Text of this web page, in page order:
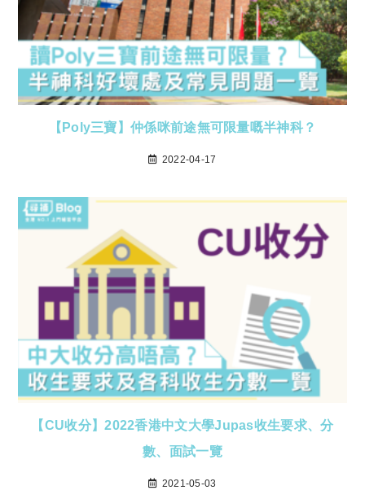
【Poly三寶】仲係咪前途無可限量嘅半神科？
2022-04-17
【CU收分】2022香港中文大學Jupas收生要求、分
數、面試一覽
2021-05-03